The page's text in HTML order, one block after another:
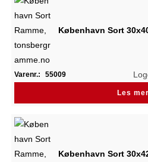
København Sort
Varenr.: 55009
Les mer
København Sort